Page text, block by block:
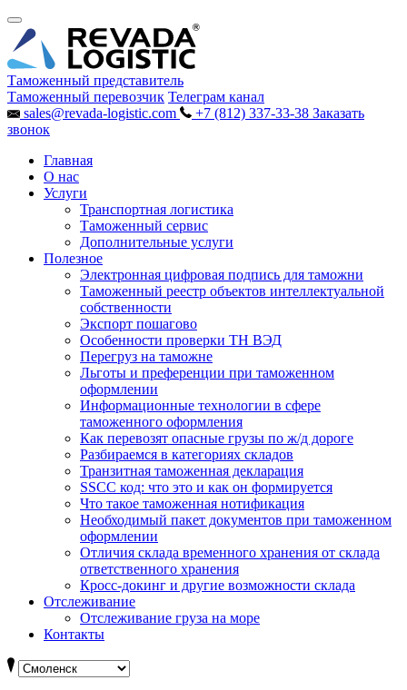
Таможенный представитель
Таможенный перевозчик Телеграм канал
sales@revada-logistic.com
+7 (812) 337-33-38 Заказать
звонок
Главная
О нас
Услуги
Транспортная логистика
Таможенный сервис
Дополнительные услуги
Полезное
Электронная цифровая подпись для таможни
Таможенный реестр объектов интеллектуальной
собственности
Экспорт пошагово
Особенности проверки ТН ВЭД
Перегруз на таможне
Льготы и преференции при таможенном
оформлении
Информационные технологии в сфере
таможенного оформления
Как перевозят опасные грузы по ж/д дороге
Разбираемся в категориях складов
Транзитная таможенная декларация
SSCC код: что это и как он формируется
Что такое таможенная нотификация
Необходимый пакет документов при таможенном
оформлении
Отличия склада временного хранения от склада
ответственного хранения
Кросс-докинг и другие возможности склада
Отслеживание
Отслеживание груза на море
Контакты